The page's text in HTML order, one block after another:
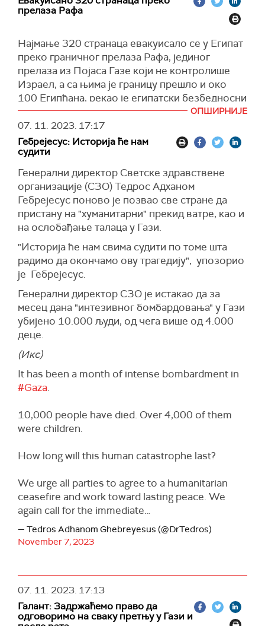
Додао да је повратак мира дуж јужне границе
Либана, од највећег значаја за САД, као и да би
требало да буде највиши приоритет и за Либан
и Израел.
(Ројтерс)
прелаза Рафа
Најмање 320 странаца евакуисало се у Египат
преко граничног прелаза Рафа, јединог
прелаза из Појаса Газе који не контролише
Израел, а са њима је границу прешло и око
100 Египћана, рекао је египатски безбедносни
извор.
Гранични прелаз је био затворен у суботу и
недељу, након напада на амбулантно возило
које је ишло ка Рафи, пренео је
Јорданско министарство спољних послова
саопштило је да су евакуисана 262 Јорданца,
од 569 који су "заглављени" у Гази.
Када је реч о становницима Појаса Газе, само
преко Рафе, открио је медицински извор, а у
египатским болницама већ лежи десетине
Палестинаца.
(Ројтерс)
ОПШИРНИЈЕ
07. 11. 2023. 17:17
Гебрејесус: Историја ће нам
судити
Генерални директор Светске здравствене
организације (СЗО) Тедрос Адханом
Гебрејесус поново је позвао све стране да
пристану на "хуманитарни" прекид ватре, као и
на ослобађање талаца у Гази.
"Историја ће нам свима судити по томе шта
радимо да окончамо ову трагедију", упозорио
је Гебрејесус.
Генерални директор СЗО је истакао да за
месец дана "интезивног бомбардовања" у Гази
убијено 10.000 људи, од чега више од 4.000
деце.
(Икс)
It has been a month of intense bombardment in
#Gaza.
10,000 people have died. Over 4,000 of them
were children.
How long will this human catastrophe last?
We urge all parties to agree to a humanitarian
ceasefire and work toward lasting peace. We
again call for the immediate…
— Tedros Adhanom Ghebreyesus (@DrTedros)
November 7, 2023
07. 11. 2023. 17:13
Галант: Задржаћемо право да
одговоримо на сваку претњу у Гази и